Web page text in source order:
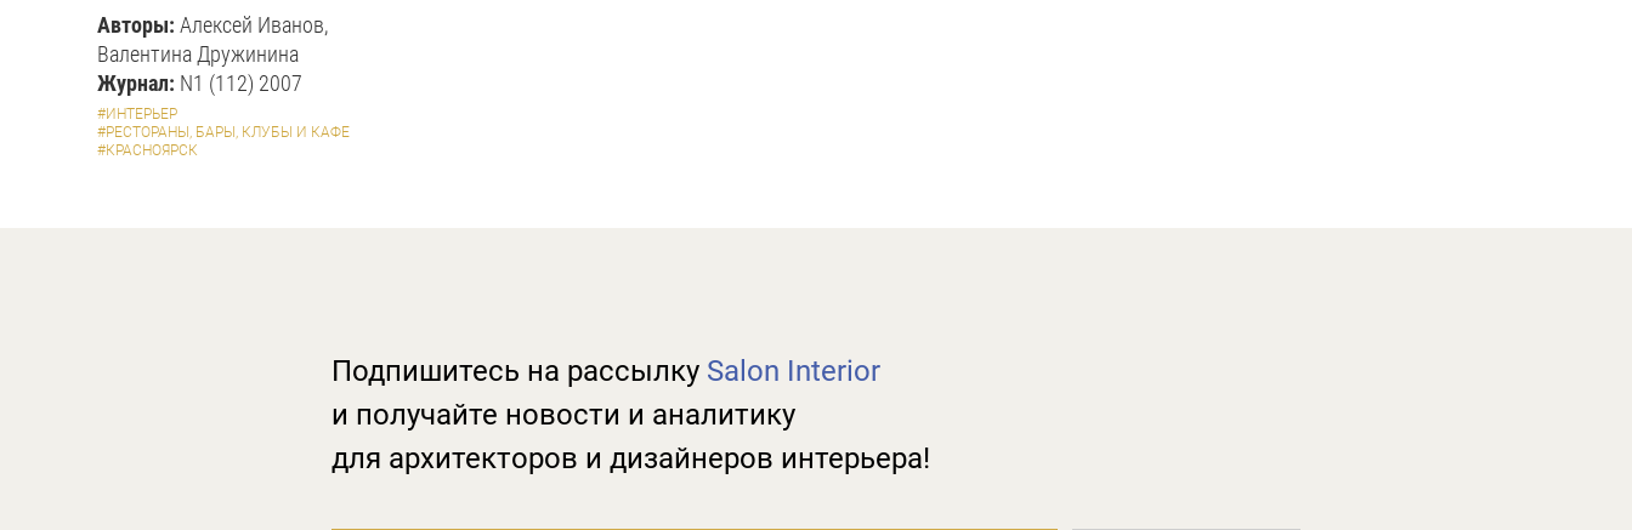
Авторы: Алексей Иванов,
Валентина Дружинина
Журнал: N1 (112) 2007
#ИНТЕРЬЕР
#РЕСТОРАНЫ, БАРЫ, КЛУБЫ И КАФЕ
#КРАСНОЯРСК
Подпишитесь на рассылку Salon Interior
и получайте новости и аналитику
для архитекторов и дизайнеров интерьера!